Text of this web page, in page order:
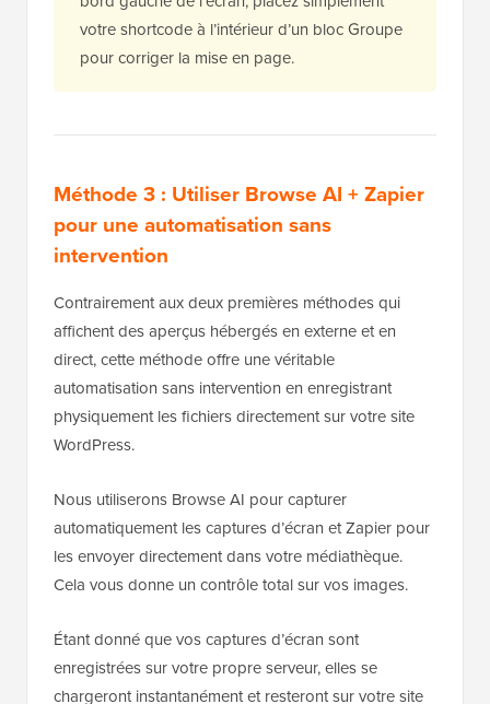
votre shortcode à l’intérieur d’un bloc Groupe
pour corriger la mise en page.
Méthode 3 : Utiliser Browse AI + Zapier
pour une automatisation sans
intervention
Contrairement aux deux premières méthodes qui
affichent des aperçus hébergés en externe et en
direct, cette méthode offre une véritable
automatisation sans intervention en enregistrant
physiquement les fichiers directement sur votre site
WordPress.
Nous utiliserons Browse AI pour capturer
automatiquement les captures d’écran et Zapier pour
les envoyer directement dans votre médiathèque.
Cela vous donne un contrôle total sur vos images.
Étant donné que vos captures d’écran sont
enregistrées sur votre propre serveur, elles se
chargeront instantanément et resteront sur votre site